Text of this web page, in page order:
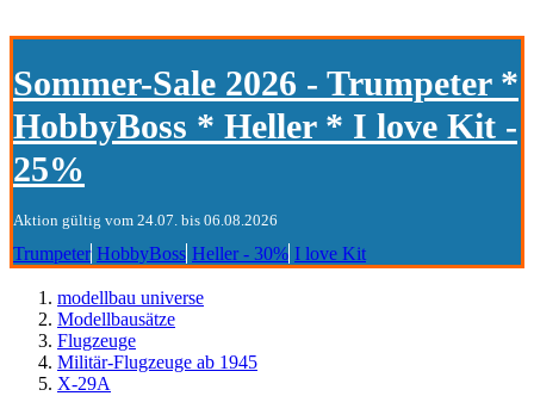
Sommer-Sale 2026 - Trumpeter *
HobbyBoss * Heller * I love Kit -
25%
Aktion gültig vom 24.07. bis 06.08.2026
Trumpeter HobbyBoss Heller - 30% I love Kit
modellbau universe
Modellbausätze
Flugzeuge
Militär-Flugzeuge ab 1945
X-29A